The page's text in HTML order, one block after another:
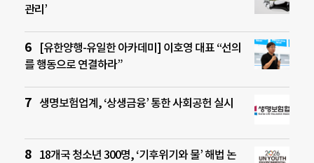
관리’
[유한양행-유일한 아카데미] 이호영 대표 “선의
를 행동으로 연결하라”
생명보험업계, ‘상생금융’ 통한 사회공헌 실시
18개국 청소년 300명, ‘기후위기와 물’ 해법 논